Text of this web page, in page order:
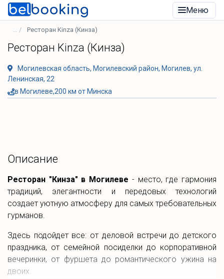
Меню
Ресторан Kinza (Кинза)
Ресторан Kinza (Кинза)
Могилевская область, Могилевский район, Могилев, ул.
Ленинская, 22
в Могилеве,200 км от Минска
Описание
Ресторан "Кинза" в Могилеве - место, где гармония
традиций, элегантности и передовых технологий
создает уютную атмосферу для самых требовательных
гурманов.
Здесь подойдет все: от деловой встречи до детского
праздника, от семейной посиделки до корпоративной
вечеринки, от фуршета до романтического ужина на
двоих.